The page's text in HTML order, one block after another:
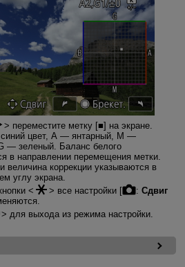
переместите метку [■] на экране.
синий цвет, А — янтарный, М —
— зеленый. Баланс белого
в направлении перемещения метки.
величина коррекции указываются в
углу экрана.
все настройки [ : Сдвиг
для выхода из режима настройки.